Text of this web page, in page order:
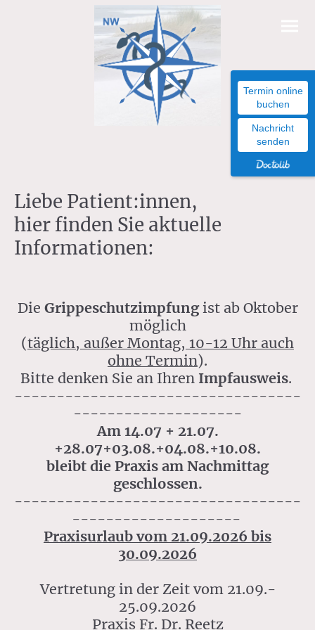
Liebe Patient:innen,
hier finden Sie aktuelle
Informationen:
Die Grippeschutzimpfung ist ab Oktober
möglich
(täglich, außer Montag, 10-12 Uhr auch
ohne Termin).
Bitte denken Sie an Ihren Impfausweis.
----------------------------------
--------------------
Am 14.07 + 21.07.
+28.07+03.08.+04.08.+10.08.
bleibt die Praxis am Nachmittag
geschlossen.
----------------------------------
--------------------
Praxisurlaub vom 21.09.2026 bis
30.09.2026
Vertretung in der Zeit vom 21.09.-
25.09.2026
Praxis Fr. Dr. Reetz
Termin online
buchen
Nachricht
senden